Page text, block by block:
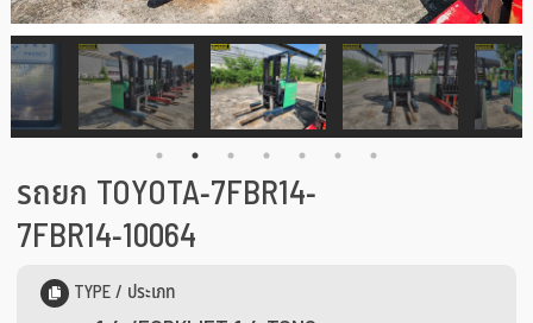
รถยก TOYOTA-7FBR14-
7FBR14-10064
TYPE / ประเภท